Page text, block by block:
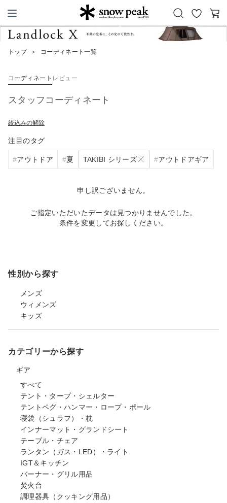
Snow Peak
お
気
カ
トップ ＞ コーディネート一覧
コーディネート レビュー
スタッフコーディネート
絞込みの解除
注目のタグ
アウトドア 夏 TAKIBI シリーズ アウトドアギア
申し訳ございません。
ご指定いただいたデータは見つかりませんでした。
条件を変更してお探しください。
性別から探す
メンズ
ウィメンズ
キッズ
カテゴリーから探す
ギア
すべて
テント・タープ・シェルター
テントペグ・ハンマー・ロープ・ポール
寝袋（シュラフ）・枕
インナーマット・グランドシート
テーブル・チェア
ランタン（ガス・LED）・ライト
IGT＆キッチン
バーナー・グリル用品
焚火台
調理器具（クッキング用品）